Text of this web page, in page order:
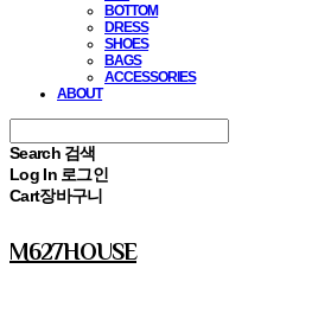
BOTTOM
DRESS
SHOES
BAGS
ACCESSORIES
ABOUT
Search 검색
Log In 로그인
Cart장바구니
M627HOUSE